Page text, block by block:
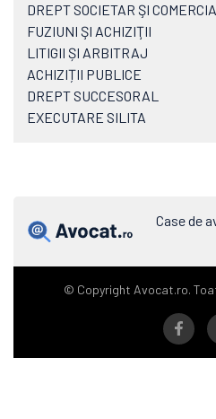
DREPT SOCIETAR ŞI
FUZIUNI ŞI ACHIZIŢII
LITIGII ȘI ARBITRAJ
ACHIZIȚII PUBLICE
DREPT SUCCESORAL
EXECUTARE SILITA
Case de
© Copyright Avocat.ro.